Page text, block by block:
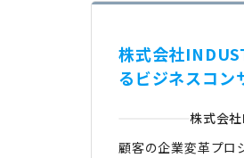
株式会社
るビジネスコン
株式会
顧客の企業変革プロ